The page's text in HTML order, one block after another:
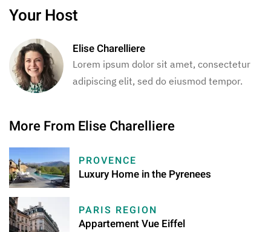
Your Host
Elise Charelliere
Lorem ipsum dolor sit amet, consectetur
adipiscing elit, sed do eiusmod tempor.
More From Elise Charelliere
PROVENCE
Luxury Home in the Pyrenees
PARIS REGION
Appartement Vue Eiffel